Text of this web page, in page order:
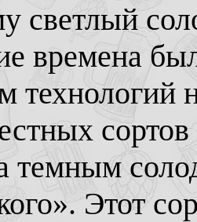
светлый
времена
технологий
темным
Этот